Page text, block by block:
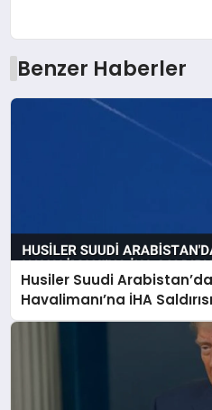
Benzer Haberler
Husiler Suudi
Havalimanı’na İHA